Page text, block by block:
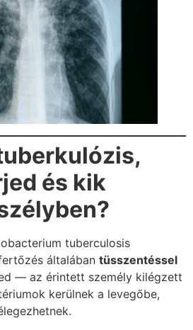
és kik
tuberculosis
általában tüsszentéssel
— az érintett személy kilégzett
kerülnek a levegőbe,